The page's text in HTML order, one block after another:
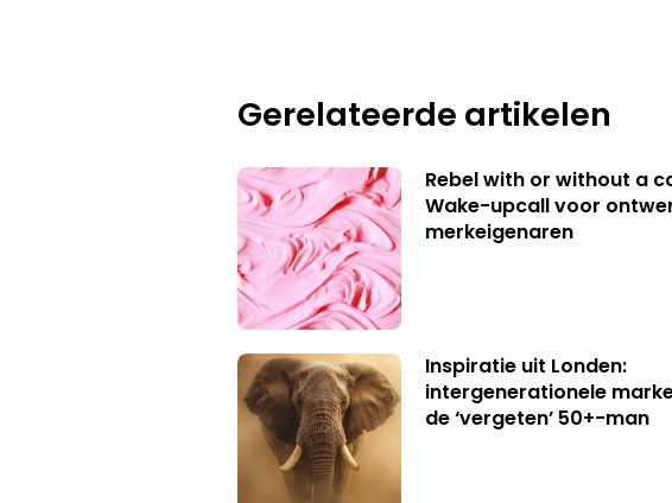
Gerelateerde artikelen
Rebel with or without a
Wake-upcall voor
merkeigenaren
Inspiratie uit Londen:
intergenerationele
de ‘vergeten’ 50+-man